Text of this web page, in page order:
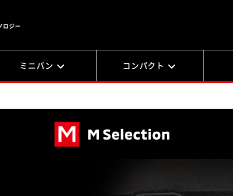
ロジー
ミニバン コンパクト